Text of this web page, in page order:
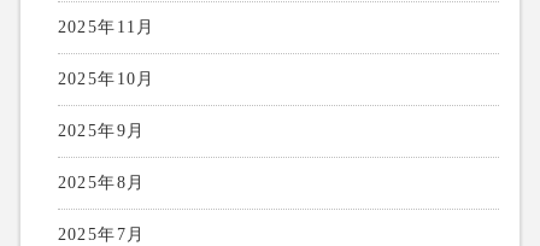
2025年11月
2025年10月
2025年9月
2025年8月
2025年7月